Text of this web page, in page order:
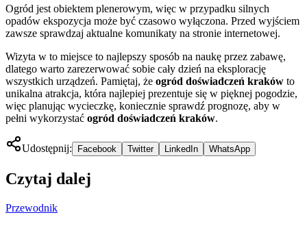
Ogród jest obiektem plenerowym, więc w przypadku silnych
opadów ekspozycja może być czasowo wyłączona. Przed wyjściem
zawsze sprawdzaj aktualne komunikaty na stronie internetowej.
Wizyta w to miejsce to najlepszy sposób na naukę przez zabawę,
dlatego warto zarezerwować sobie cały dzień na eksplorację
wszystkich urządzeń. Pamiętaj, że ogród doświadczeń kraków to
unikalna atrakcja, która najlepiej prezentuje się w pięknej pogodzie,
więc planując wycieczkę, koniecznie sprawdź prognozę, aby w
pełni wykorzystać ogród doświadczeń kraków.
Udostępnij: Facebook Twitter LinkedIn WhatsApp
Czytaj dalej
Przewodnik